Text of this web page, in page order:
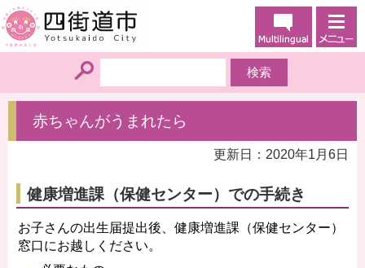
赤ちゃんがうまれたら
更新日：2020年1月6日
健康増進課（保健センター）での手続き
お子さんの出生届提出後、健康増進課（保健センター）
窓口にお越しください。